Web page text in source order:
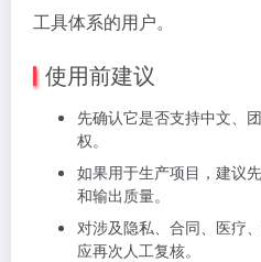
工具体系的用户。
使用前建议
先确认它是否支持中文、
权。
如果用于生产项目，建议
和输出质量。
对涉及隐私、合同、医疗
应再次人工复核。